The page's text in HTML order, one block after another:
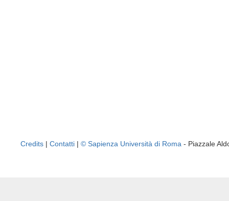
Credits | Contatti | © Sapienza Università di Roma - Piazzale